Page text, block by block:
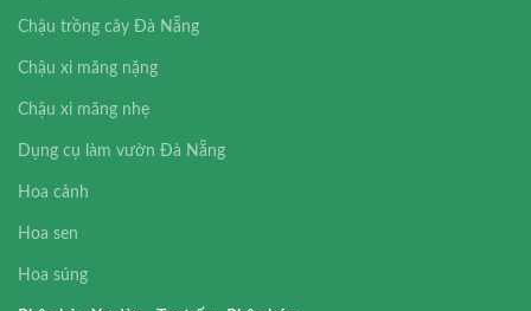
Chậu trồng cây Đà Nẵng
Chậu xi măng nặng
Chậu xi măng nhẹ
Dụng cụ làm vườn Đà Nẵng
Hoa cảnh
Hoa sen
Hoa súng